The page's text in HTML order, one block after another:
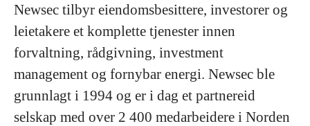
Newsec tilbyr eiendomsbesittere, investorer og
leietakere et komplette tjenester innen
forvaltning, rådgivning, investment
management og fornybar energi. Newsec ble
grunnlagt i 1994 og er i dag et partnereid
selskap med over 2 400 medarbeidere i Norden